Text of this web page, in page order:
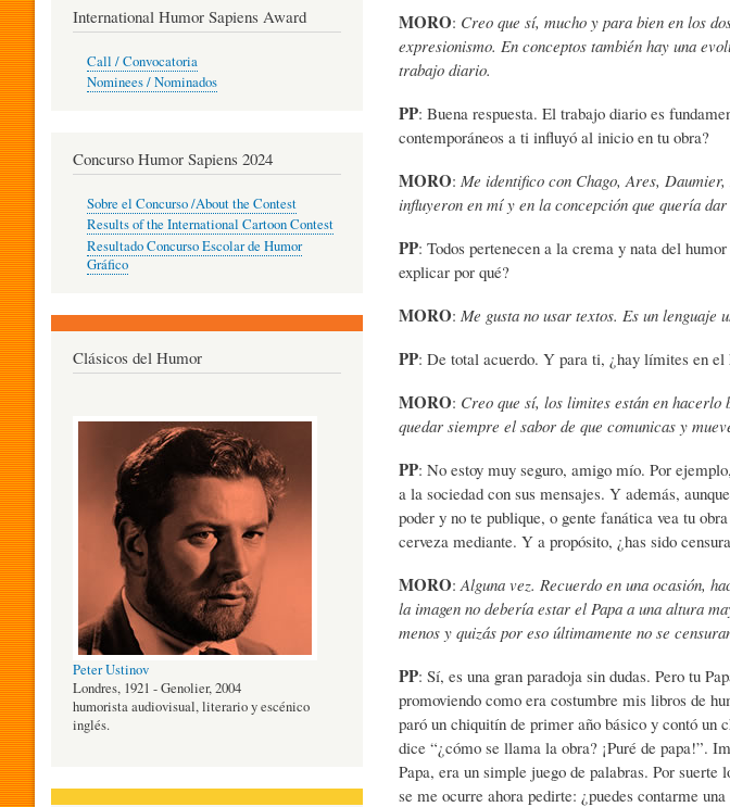
D
G
)
A
R
T
C
U
L
O
S
Y
N
D
E
M
O
R
D
E
L
MORO: Creo que sí, mucho y para bien en los
expresionismo. En conceptos también hay una
trabajo diario.
PP: Buena respuesta. El trabajo diario es
contemporáneos a ti influyó al inicio en tu obra?
MORO: Me identifico con Chago, Ares,
influyeron en mí y en la concepción que quería dar
PP: Todos pertenecen a la crema y nata del
explicar por qué?
MORO: Me gusta no usar textos. Es un lenguaje
PP: De total acuerdo. Y para ti, ¿hay límites en el
MORO: Creo que sí, los limites están en
quedar siempre el sabor de que comunicas y
PP: No estoy muy seguro, amigo mío. Por
a la sociedad con sus mensajes. Y además,
poder y no te publique, o gente fanática vea tu
cerveza mediante. Y a propósito, ¿has sido
MORO: Alguna vez. Recuerdo en una ocasión,
la imagen no debería estar el Papa a una altura
menos y quizás por eso últimamente no se
PP: Sí, es una gran paradoja sin dudas. Pero tu
promoviendo como era costumbre mis libros de
paró un chiquitín de primer año básico y contó un
dice “¿cómo se llama la obra? ¡Puré de papa!”.
Papa, era un simple juego de palabras. Por
se me ocurre ahora pedirte: ¿puedes contarme
International Humor Sapiens Award
Call / Convocatoria
Nominees / Nominados
Concurso Humor Sapiens 2024
Sobre el Concurso /About the Contest
Results of the International Cartoon Contest
Resultado Concurso Escolar de Humor
Gráfico
Clásicos del Humor
Peter Ustinov
Londres, 1921 - Genolier, 2004
humorista audiovisual, literario y escénico
inglés.